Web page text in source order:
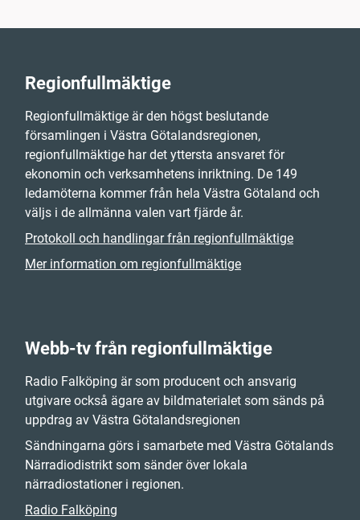
Regionfullmäktige
Regionfullmäktige är den högst beslutande
församlingen i Västra Götalandsregionen,
regionfullmäktige har det yttersta ansvaret för
ekonomin och verksamhetens inriktning. De 149
ledamöterna kommer från hela Västra Götaland och
väljs i de allmänna valen vart fjärde år.
Protokoll och handlingar från regionfullmäktige
Mer information om regionfullmäktige
Webb-tv från regionfullmäktige
Radio Falköping är som producent och ansvarig
utgivare också ägare av bildmaterialet som sänds på
uppdrag av Västra Götalandsregionen
Sändningarna görs i samarbete med Västra Götalands
Närradiodistrikt som sänder över lokala
närradiostationer i regionen.
Radio Falköping